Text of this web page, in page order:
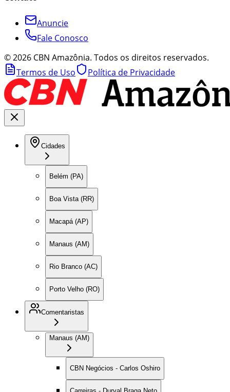
Anuncie
Fale Conosco
©2026 CBN Amazônia. Todos os direitos reservados.
Termos de Uso
Política de Privacidade
Cidades
Belém (PA)
Boa Vista (RR)
Macapá (AP)
Manaus (AM)
Rio Branco (AC)
Porto Velho (RO)
Comentaristas
Manaus (AM)
CBN Negócios - Carlos Oshiro